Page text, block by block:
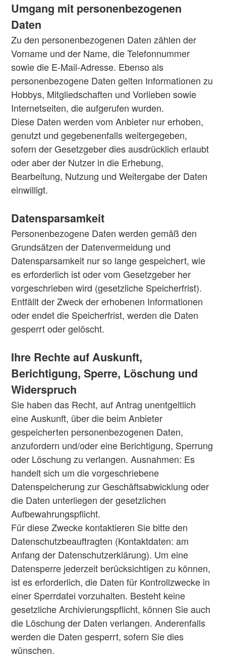
Umgang mit personenbezogenen
Daten
Zu den personenbezogenen Daten zählen der
Vorname und der Name, die Telefonnummer
sowie die E-Mail-Adresse. Ebenso als
personenbezogene Daten gelten Informationen zu
Hobbys, Mitgliedschaften und Vorlieben sowie
Internetseiten, die aufgerufen wurden.
Diese Daten werden vom Anbieter nur erhoben,
genutzt und gegebenenfalls weitergegeben,
sofern der Gesetzgeber dies ausdrücklich erlaubt
oder aber der Nutzer in die Erhebung,
Bearbeitung, Nutzung und Weitergabe der Daten
einwilligt.
Datensparsamkeit
Personenbezogene Daten werden gemäß den
Grundsätzen der Datenvermeidung und
Datensparsamkeit nur so lange gespeichert, wie
es erforderlich ist oder vom Gesetzgeber her
vorgeschrieben wird (gesetzliche Speicherfrist).
Entfällt der Zweck der erhobenen Informationen
oder endet die Speicherfrist, werden die Daten
gesperrt oder gelöscht.
Ihre Rechte auf Auskunft,
Berichtigung, Sperre, Löschung und
Widerspruch
Sie haben das Recht, auf Antrag unentgeltlich
eine Auskunft, über die beim Anbieter
gespeicherten personenbezogenen Daten,
anzufordern und/oder eine Berichtigung, Sperrung
oder Löschung zu verlangen. Ausnahmen: Es
handelt sich um die vorgeschriebene
Datenspeicherung zur Geschäftsabwicklung oder
die Daten unterliegen der gesetzlichen
Aufbewahrungspflicht.
Für diese Zwecke kontaktieren Sie bitte den
Datenschutzbeauftragten (Kontaktdaten: am
Anfang der Datenschutzerklärung). Um eine
Datensperre jederzeit berücksichtigen zu können,
ist es erforderlich, die Daten für Kontrollzwecke in
einer Sperrdatei vorzuhalten. Besteht keine
gesetzliche Archivierungspflicht, können Sie auch
die Löschung der Daten verlangen. Anderenfalls
werden die Daten gesperrt, sofern Sie dies
wünschen.